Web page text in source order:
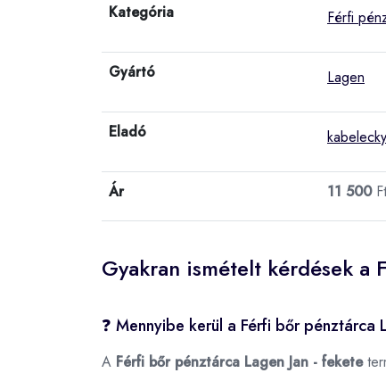
Kategória Férfi
Gyártó Lagen
Eladó
Ár 11 500Ft
Gyakran ismételt kérdések a
❓ Mennyibe kerül a Férfi bőr pénztárca
A Férfi bőr pénztárca Lagen Jan - fekete